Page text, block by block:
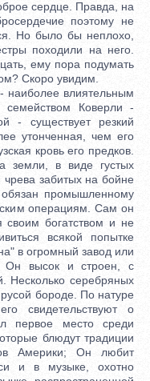
сердце. Правда, на
поэтому не
Но было бы неплохо,
походили на него.
ему пора подумать
Скоро увидим.
влиятельным
Коверли -
- существует резкий
утонченная, чем его
кровь его предков.
земли, в виде густых
забитых на бойне
промышленному
операциям. Сам он
своим богатством и не
всякой попытке
в огромный завод или
Он высок и строен, с
Несколько серебряных
бороде. По натуре
свидетельствуют о
первое место среди
блюдут традиции
Америки; Он любит
и в музыке, охотно